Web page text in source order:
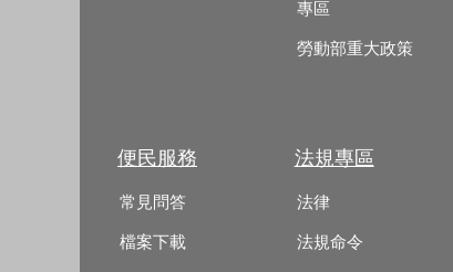
專區
勞動部重大政策
便民服務
常見問答
檔案下載
法規專區
法律
法規命令